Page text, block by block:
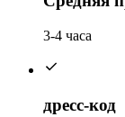
3-4 часа
дресс-код